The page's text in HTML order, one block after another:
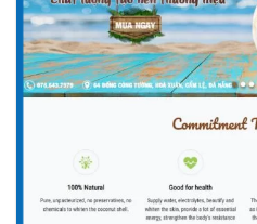
Chi tiết